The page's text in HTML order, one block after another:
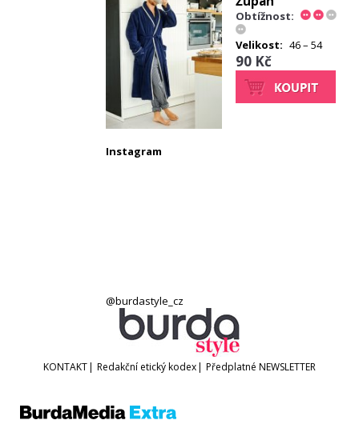
Obtížnost:
Velikost: 46 – 54
90 Kč
Instagram
@burdastyle_cz
KONTAKT| Redakční etický kodex| Předplatné NEWSLETTER